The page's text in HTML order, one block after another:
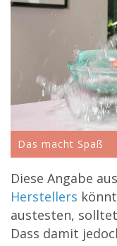
Das macht Spaß
Diese Angabe
Herstellers
austesten,
Dass damit